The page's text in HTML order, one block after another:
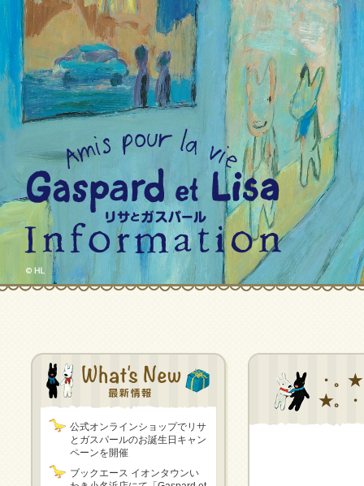
公式オンラインショップでリサ
とガスパールのお誕生日キャン
ペーンを開催
ブックエース イオンタウンい
・。
★。・